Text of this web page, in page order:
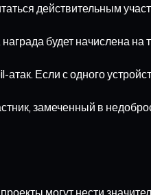
действительным
будет начислена на
Если с одного
замеченный в
могут нести